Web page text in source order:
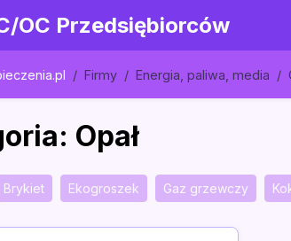
OC Przedsiębiorców
Firmy Energia, paliwa, media
Opał
Brykiet Ekogroszek Gaz grzewczy